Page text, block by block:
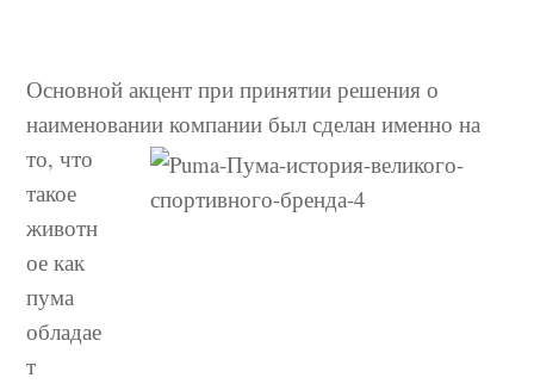
Основной акцент при принятии решения о
наименовании компании был сделан именно на
то, что
такое
животн
ое как
пума
обладае
т